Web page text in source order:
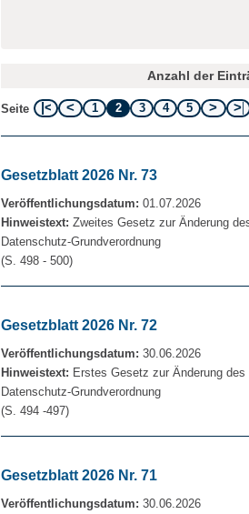
Anzahl der
Seite 1 2 3 4 5
Gesetzblatt 2026 Nr. 73
Veröffentlichungsdatum: 01.07.2026
Hinweistext: Zweites Gesetz zur Änderung
Datenschutz-Grundverordnung
(S. 498 - 500)
Gesetzblatt 2026 Nr. 72
Veröffentlichungsdatum: 30.06.2026
Hinweistext: Erstes Gesetz zur Änderung
Datenschutz-Grundverordnung
(S. 494 -497)
Gesetzblatt 2026 Nr. 71
Veröffentlichungsdatum: 30.06.2026